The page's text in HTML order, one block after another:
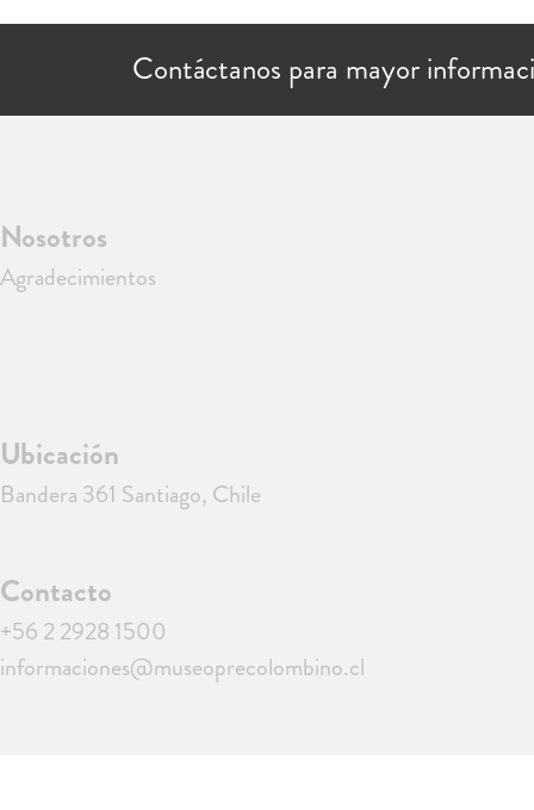
Contáctanos para mayor
Nosotros
Agradecimientos
Ubicación
Bandera 361 Santiago, Chile
Contacto
+56 2 2928 1500
informaciones@museoprecolombino.cl